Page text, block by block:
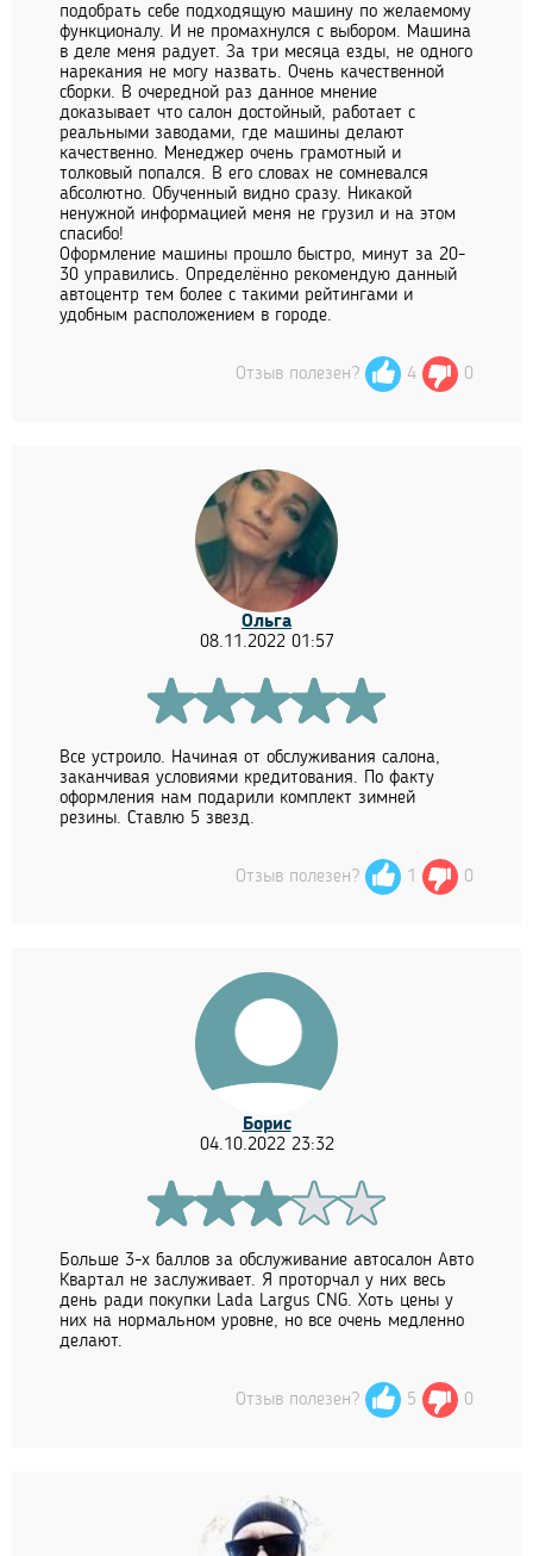
подобрать себе подходящую машину по желаемому
функционалу. И не промахнулся с выбором. Машина
в деле меня радует. За три месяца езды, не одного
нарекания не могу назвать. Очень качественной
сборки. В очередной раз данное мнение
доказывает что салон достойный, работает с
реальными заводами, где машины делают
качественно. Менеджер очень грамотный и
толковый попался. В его словах не сомневался
абсолютно. Обученный видно сразу. Никакой
ненужной информацией меня не грузил и на этом
спасибо!
Оформление машины прошло быстро, минут за 20-
30 управились. Определённо рекомендую данный
автоцентр тем более с такими рейтингами и
удобным расположением в городе.
Отзыв полезен? 4 0
Ольга
08.11.2022 01:57
Все устроило. Начиная от обслуживания салона,
заканчивая условиями кредитования. По факту
оформления нам подарили комплект зимней
резины. Ставлю 5 звезд.
Отзыв полезен? 1 0
Борис
04.10.2022 23:32
Больше 3-х баллов за обслуживание автосалон Авто
Квартал не заслуживает. Я проторчал у них весь
день ради покупки Lada Largus CNG. Хоть цены у
них на нормальном уровне, но все очень медленно
делают.
Отзыв полезен? 5 0